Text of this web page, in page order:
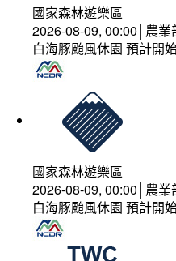
國家森林遊樂區
2026-08-09, 00:00│農
白海豚颱風休園 預計開
國家森林遊樂區
2026-08-09, 00:00│農
白海豚颱風休園 預計開